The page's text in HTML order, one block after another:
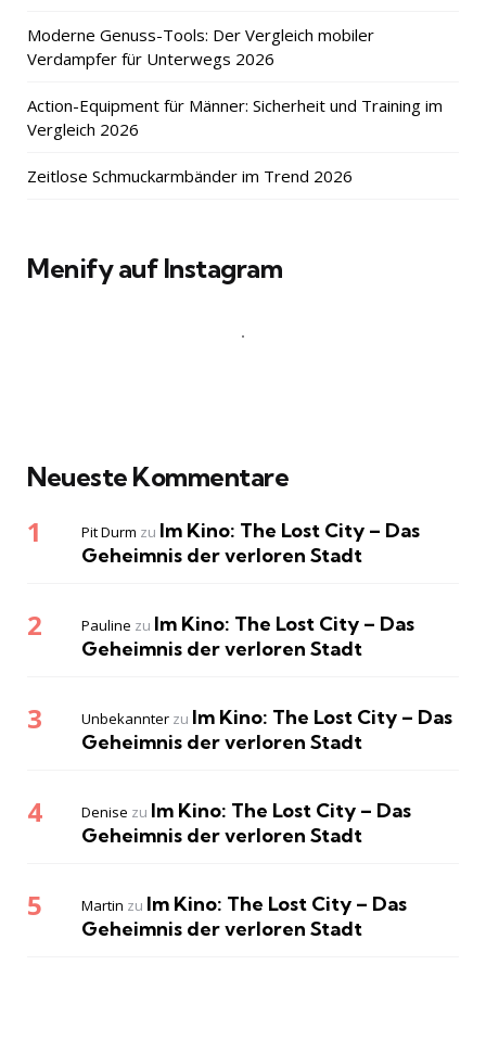
Moderne Genuss-Tools: Der Vergleich mobiler
Verdampfer für Unterwegs 2026
Action-Equipment für Männer: Sicherheit und Training im
Vergleich 2026
Zeitlose Schmuckarmbänder im Trend 2026
Menify auf Instagram
Neueste Kommentare
Pit Durm zu Im Kino: The Lost City – Das
Geheimnis der verloren Stadt
Pauline zu Im Kino: The Lost City – Das
Geheimnis der verloren Stadt
Unbekannter zu Im Kino: The Lost City – Das
Geheimnis der verloren Stadt
Denise zu Im Kino: The Lost City – Das
Geheimnis der verloren Stadt
Martin zu Im Kino: The Lost City – Das
Geheimnis der verloren Stadt